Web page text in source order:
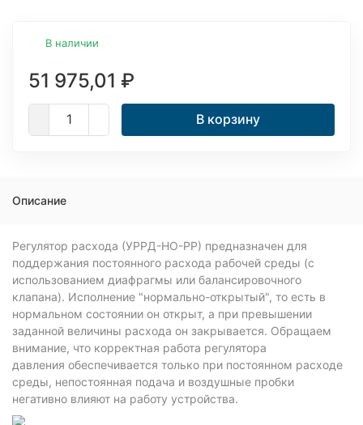
В наличии
51 975,01 ₽
В корзину
Описание
Регулятор расхода (УРРД-НО-РР) предназначен для
поддержания постоянного расхода рабочей среды (с
использованием диафрагмы или балансировочного
клапана). Исполнение "нормально-открытый", то есть в
нормальном состоянии он открыт, а при превышении
заданной величины расхода он закрывается. Обращаем
внимание, что корректная работа регулятора
давления обеспечивается только при постоянном расходе
среды, непостоянная подача и воздушные пробки
негативно влияют на работу устройства.